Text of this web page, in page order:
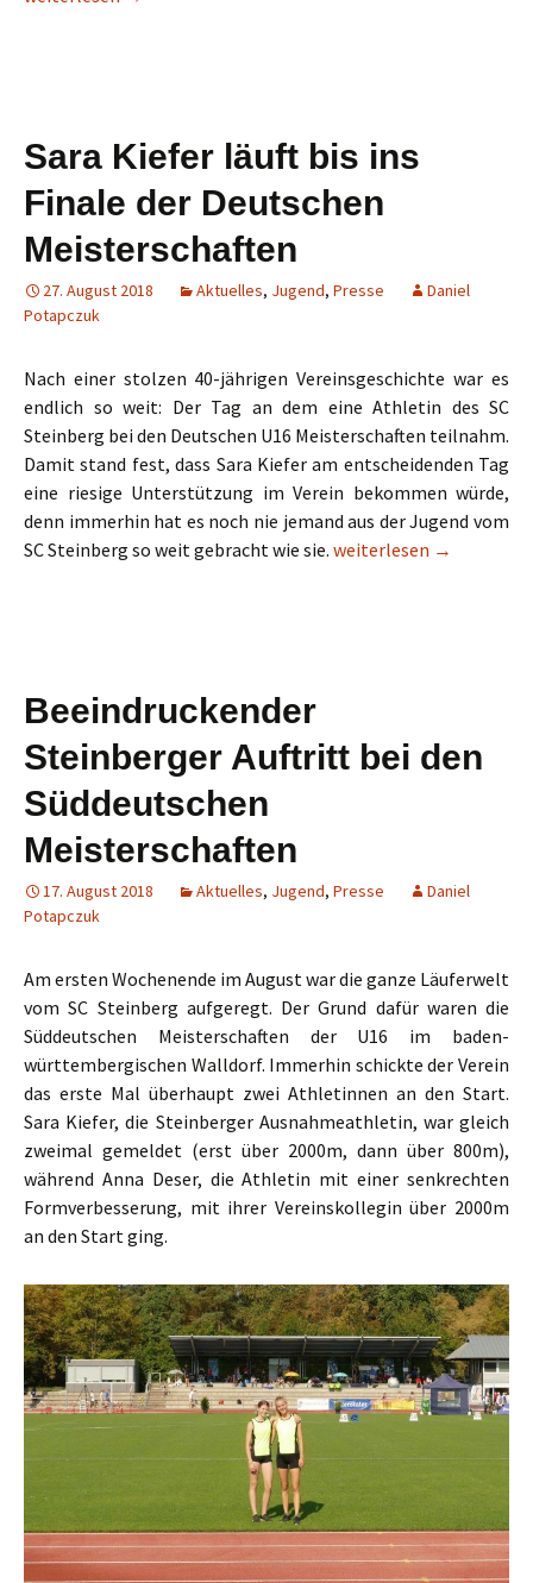
Sara Kiefer läuft bis ins
Finale der Deutschen
Meisterschaften
27. August 2018 Aktuelles, Jugend, Presse
Daniel
Potapczuk
Nach einer stolzen 40-jährigen Vereinsgeschichte war es
endlich so weit: Der Tag an dem eine Athletin des SC
Steinberg bei den Deutschen U16 Meisterschaften teilnahm.
Damit stand fest, dass Sara Kiefer am entscheidenden Tag
eine riesige Unterstützung im Verein bekommen würde,
denn immerhin hat es noch nie jemand aus der Jugend vom
SC Steinberg so weit gebracht wie sie. Sara Kiefer läuft bis ins
weiterlesen →
Beeindruckender
Steinberger Auftritt bei den
Süddeutschen
Meisterschaften
17. August 2018 Aktuelles, Jugend, Presse
Daniel
Potapczuk
Am ersten Wochenende im August war die ganze Läuferwelt
vom SC Steinberg aufgeregt. Der Grund dafür waren die
Süddeutschen Meisterschaften der U16 im baden-
württembergischen Walldorf. Immerhin schickte der Verein
das erste Mal überhaupt zwei Athletinnen an den Start.
Sara Kiefer, die Steinberger Ausnahmeathletin, war gleich
zweimal gemeldet (erst über 2000m, dann über 800m),
während Anna Deser, die Athletin mit einer senkrechten
Formverbesserung, mit ihrer Vereinskollegin über 2000m
an den Start ging.